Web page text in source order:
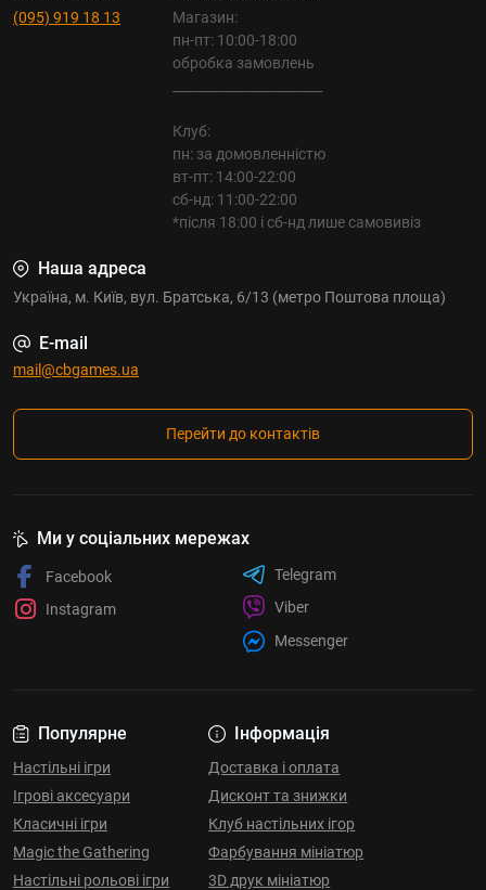
(095) 919 18 13
Магазин:
пн-пт: 10:00-18:00
обробка замовлень
Клуб:
пн: за домовленністю
вт-пт: 14:00-22:00
сб-нд: 11:00-22:00
*після 18:00 і сб-нд лише самовивіз
Наша адреса
Україна, м. Київ, вул. Братська, 6/13 (метро Поштова площа)
E-mail
mail@cbgames.ua
Перейти до контактів
Популярне
Настільні ігри
Ігрові аксесуари
Класичні ігри
Magic the Gathering
Настільні рольові ігри
Інформація
Доставка і оплата
Дисконт та знижки
Клуб настільних ігор
Фарбування мініатюр
3D друк мініатюр
Ми у соціальних мережах
Facebook
Instagram
Telegram
Viber
Messenger